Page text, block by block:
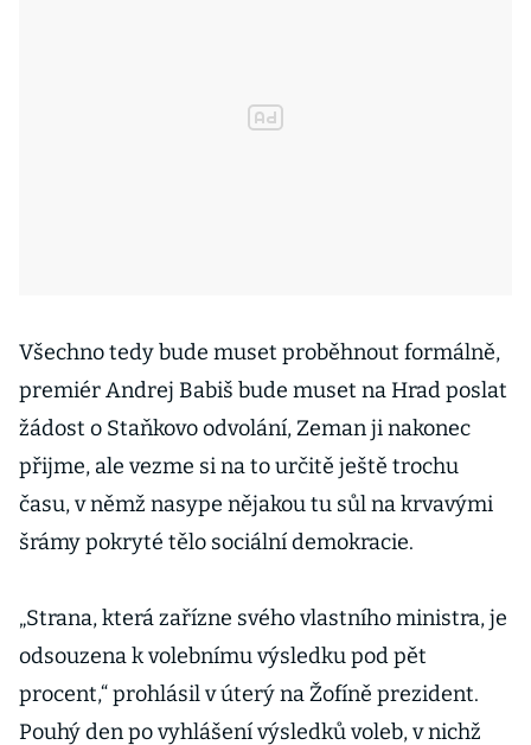
Všechno tedy bude muset proběhnout formálně,
premiér Andrej Babiš bude muset na Hrad poslat
žádost o Staňkovo odvolání, Zeman ji nakonec
přijme, ale vezme si na to určitě ještě trochu
času, v němž nasype nějakou tu sůl na krvavými
šrámy pokryté tělo sociální demokracie.
„Strana, která zařízne svého vlastního ministra, je
odsouzena k volebnímu výsledku pod pět
procent,“ prohlásil v úterý na Žofíně prezident.
Pouhý den po vyhlášení výsledků voleb, v nichž